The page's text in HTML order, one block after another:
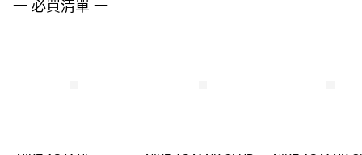
一 必買清單 一